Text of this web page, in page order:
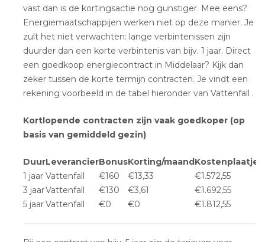
vast dan is de kortingsactie nog gunstiger. Mee eens?
Energiemaatschappijen werken niet op deze manier. Je
zult het niet verwachten: lange verbintenissen zijn
duurder dan een korte verbintenis van bijv. 1 jaar. Direct
een goedkoop energiecontract in Middelaar? Kijk dan
zeker tussen de korte termijn contracten. Je vindt een
rekening voorbeeld in de tabel hieronder van Vattenfall .
Kortlopende contracten zijn vaak goedkoper (op
basis van gemiddeld gezin)
DuurLeverancierBonusKorting/maandKostenplaatje
1 jaar Vattenfall €160 €13,33
€1.572,55
3 jaarVattenfall €130 €3,61
€1.692,55
5 jaarVattenfall €0 €0 €1.812,55